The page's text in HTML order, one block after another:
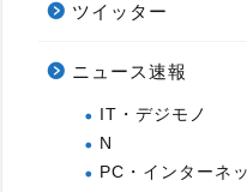
ツイッター
ニュース速報
IT・デジモノ
N
PC・インターネ